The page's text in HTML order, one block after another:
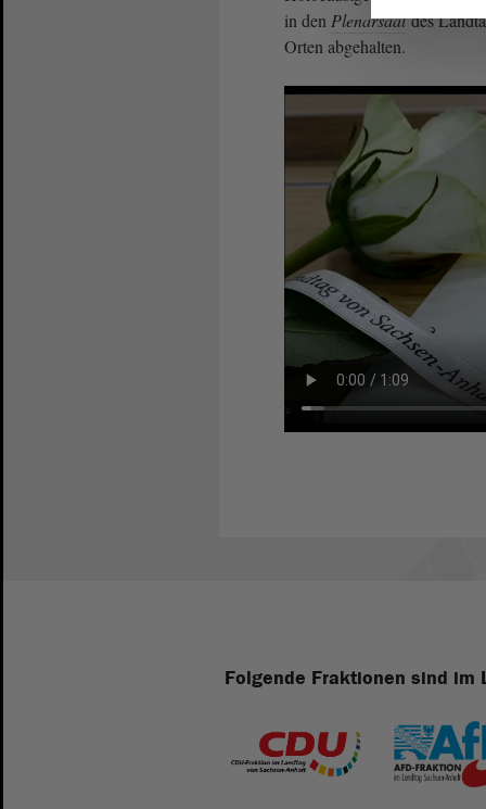
in den Plenarsaaldes
Orten abgehalten.
Folgende Fraktionen sind im